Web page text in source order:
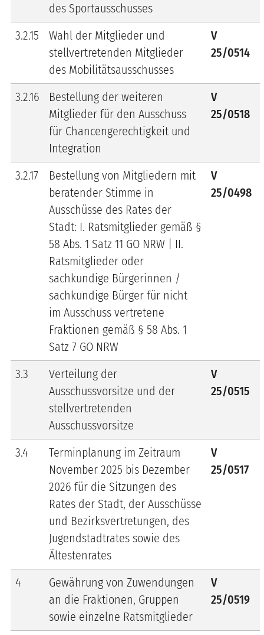
des Sportausschusses
3.2.15
Wahl der Mitglieder und
stellvertretenden Mitglieder
des Mobilitätsausschusses
V
25/0514
3.2.16
Bestellung der weiteren
Mitglieder für den Ausschuss
für Chancengerechtigkeit und
Integration
V
25/0518
3.2.17
Bestellung von Mitgliedern mit
beratender Stimme in
Ausschüsse des Rates der
Stadt: I. Ratsmitglieder gemäß §
58 Abs. 1 Satz 11 GO NRW | II.
Ratsmitglieder oder
sachkundige Bürgerinnen /
sachkundige Bürger für nicht
im Ausschuss vertretene
Fraktionen gemäß § 58 Abs. 1
Satz 7 GO NRW
V
25/0498
3.3
Verteilung der
Ausschussvorsitze und der
stellvertretenden
Ausschussvorsitze
V
25/0515
3.4
Terminplanung im Zeitraum
November 2025 bis Dezember
2026 für die Sitzungen des
Rates der Stadt, der Ausschüsse
und Bezirksvertretungen, des
Jugendstadtrates sowie des
Ältestenrates
V
25/0517
4
Gewährung von Zuwendungen
an die Fraktionen, Gruppen
sowie einzelne Ratsmitglieder
V
25/0519